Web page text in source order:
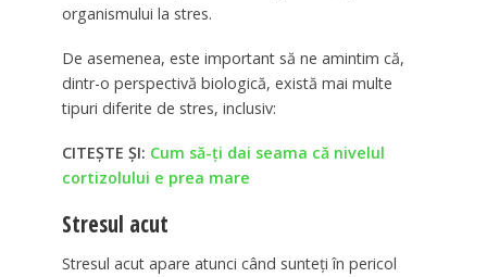
organismului la stres.
De asemenea, este important să ne amintim că,
dintr-o perspectivă biologică, există mai multe
tipuri diferite de stres, inclusiv:
CITEȘTE ȘI: Cum să-ți dai seama că nivelul
cortizolului e prea mare
Stresul acut
Stresul acut apare atunci când sunteți în pericol